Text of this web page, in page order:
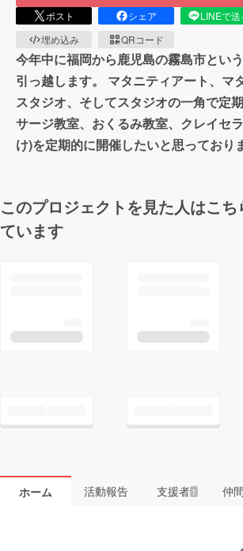
ポスト シェア LINEで送
埋め込み
QRコード
今年中に福岡から鹿児島の霧島市とい
引っ越します。 マタニティアート、マ
スタジオ、そしてスタジオの一角で定
サージ教室、おくるみ教室、クレイセ
け)を定期的に開催したいと思っており
このプロジェクトを見た人はこ
ています
ホーム 活動報告 支援者 1 仲